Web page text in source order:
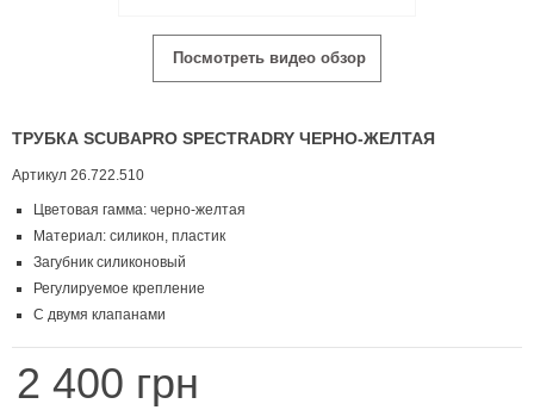
Посмотреть видео обзор
ТРУБКА SCUBAPRO SPECTRADRY ЧЕРНО-ЖЕЛТАЯ
Артикул 26.722.510
Цветовая гамма: черно-желтая
Материал: силикон, пластик
Загубник силиконовый
Регулируемое крепление
С двумя клапанами
2 400 грн